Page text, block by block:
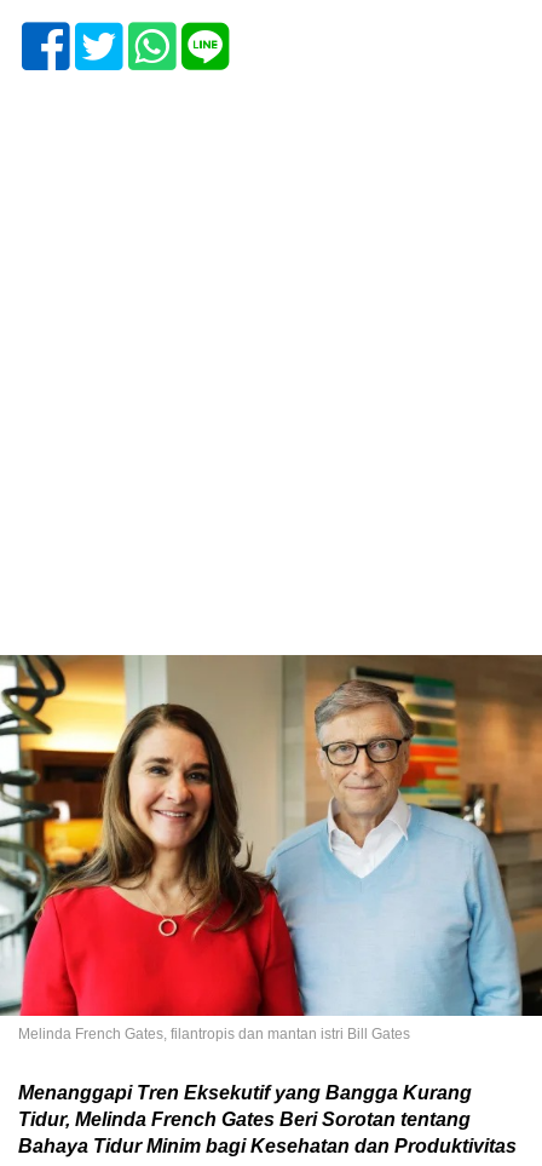
Melinda French Gates, filantropis dan mantan istri Bill Gates
Menanggapi Tren Eksekutif yang Bangga Kurang
Tidur, Melinda French Gates Beri Sorotan tentang
Bahaya Tidur Minim bagi Kesehatan dan Produktivitas